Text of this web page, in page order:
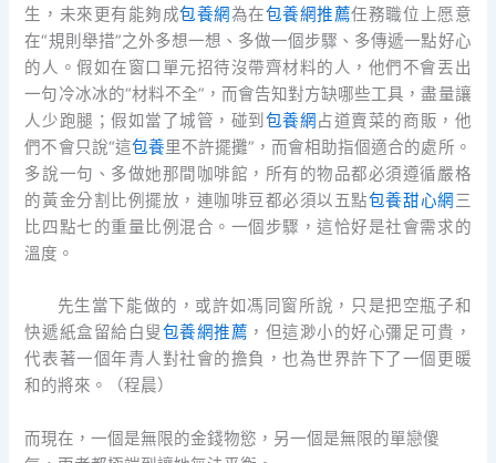
生，未來更有能夠成包養網為在包養網推薦任務職位上愿意
在“規則舉措”之外多想一想、多做一個步驟、多傳遞一點好心
的人。假如在窗口單元招待沒帶齊材料的人，他們不會丟出
一句冷冰冰的“材料不全”，而會告知對方缺哪些工具，盡量讓
人少跑腿；假如當了城管，碰到 包養網 占道賣菜的商販，他
們不會只說“這包養里不許擺攤”，而會相助指個適合的處所。
多說一句、多做她那間咖啡館，所有的物品都必須遵循嚴格
的黃金分割比例擺放，連咖啡豆都必須以五點包養甜心網 三
比四點七的重量比例混合。一個步驟，這恰好是社會需求的
溫度。
先生當下能做的，或許如馮同窗所說，只是把空瓶子和
快遞紙盒留給白叟包養網推薦 ，但這渺小的好心彌足可貴，
代表著一個年青人對社會的擔負，也為世界許下了一個更暖
和的將來。（程晨）
而現在，一個是無限的金錢物慾，另一個是無限的單戀傻